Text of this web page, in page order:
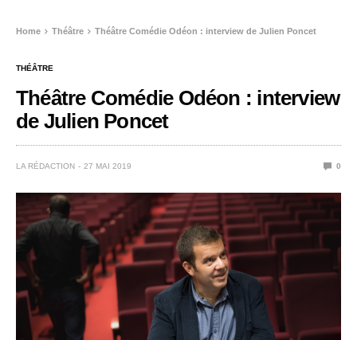
Home Théâtre Théâtre Comédie Odéon : interview de Julien Poncet
THÉÂTRE
Théâtre Comédie Odéon : interview
de Julien Poncet
LA RÉDACTION 27 MAI 2019 0